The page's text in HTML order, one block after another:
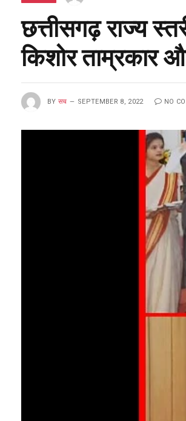
छत्तीसगढ़ राज्य
किशोर ताम्रकार
BY सच SEPTEMBER 8, 2022 NO